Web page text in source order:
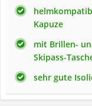
Kapuze
mit Brillen-
Skipass-
sehr gute